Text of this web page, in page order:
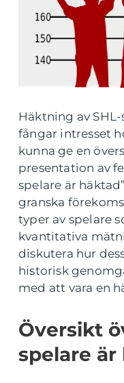
Häktning av
fångar intresset
kunna ge en
presentation av
spelare är
granska
typer av spelare
kvantitativa
diskutera hur
historisk
med att vara en
Översikt
spelare är